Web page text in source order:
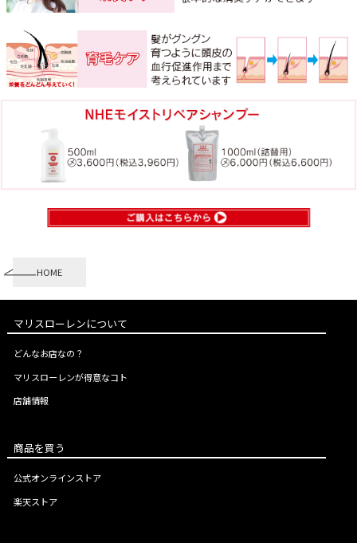
HOME
マリスローレンについて
どんなお店なの？
マリスローレンが得意なコト
店舗情報
商品を買う
公式オンラインストア
楽天ストア